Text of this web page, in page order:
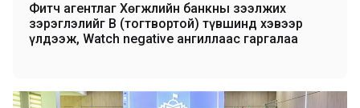
Фитч агентлаг Хөгжлийн банкны зээлжих
зэрэглэлийг В (тогтвортой) түвшинд хэвээр
үлдээж, Watch negative ангиллаас гаргалаа